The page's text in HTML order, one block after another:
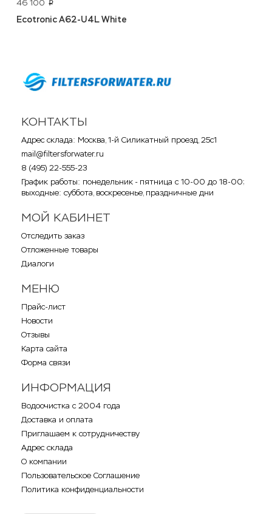
46 100 p
Ecotronic A62-U4L White
КОНТАКТЫ
Адрес склада: Москва, 1-й Силикатный проезд, 25с1
mail@filtersforwater.ru
8 (495) 22-555-23
График работы: понедельник - пятница с 10-00 до 18-00;
выходные: суббота, воскресенье, праздничные дни
МОЙ КАБИНЕТ
Отследить заказ
Отложенные товары
Диалоги
МЕНЮ
Прайс-лист
Новости
Отзывы
Карта сайта
Форма связи
ИНФОРМАЦИЯ
Водоочистка с 2004 года
Доставка и оплата
Приглашаем к сотрудничеству
Адрес склада
О компании
Пользовательское Соглашение
Политика конфиденциальности